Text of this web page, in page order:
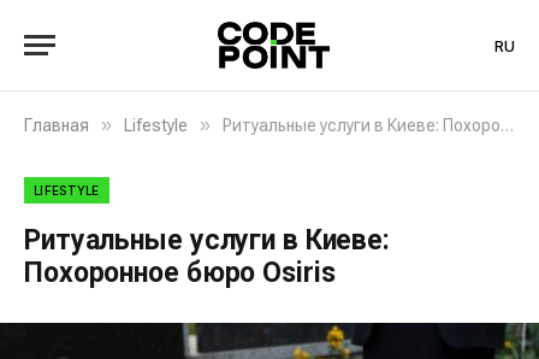
RU
Главная » Lifestyle » Ритуальные услуги в Киеве: Похоронное бюро Osiris
LIFESTYLE
Ритуальные услуги в Киеве:
Похоронное бюро Osiris